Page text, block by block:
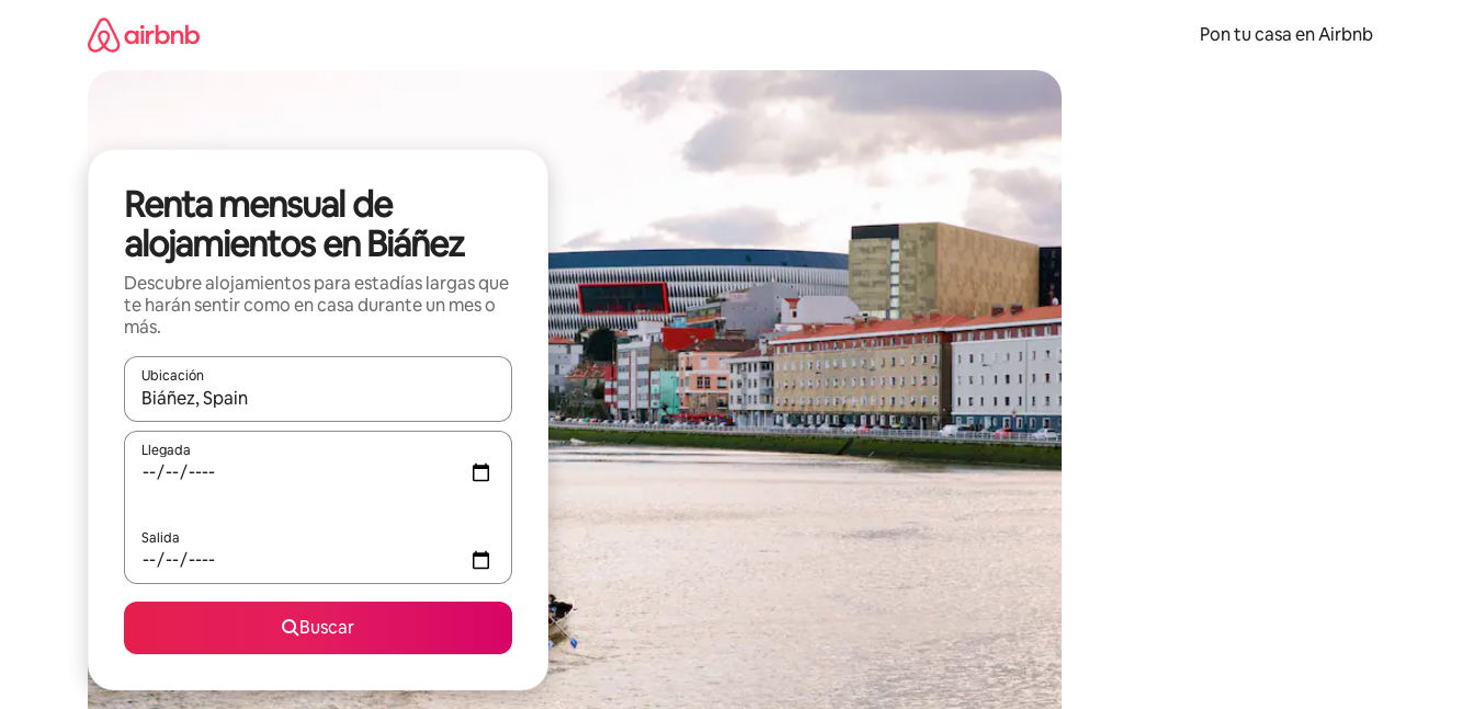
Pon tu casa en Airbnb
Renta mensual de
alojamientos en Biáñez
Descubre alojamientos para estadías largas que
te harán sentir como en casa durante un mes o
más.
Ubicación
Cuando los resultados estén disponibles, navega con las teclas de flecha hacia arriba y hacia abajo o explora con el tacto o desliza el dedo.
Llegada
Salida
Buscar